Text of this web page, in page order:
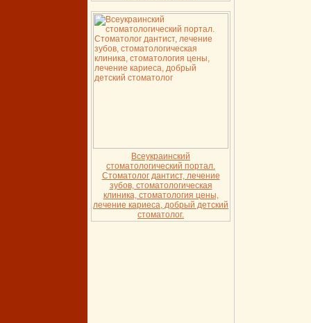
Всеукраинский
стоматологический портал.
Стоматолог дантист, лечение
зубов, стоматологическая
клиника, стоматология цены,
лечение кариеса, добрый детский
стоматолог.